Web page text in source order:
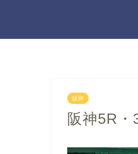
阪神
阪神5R・